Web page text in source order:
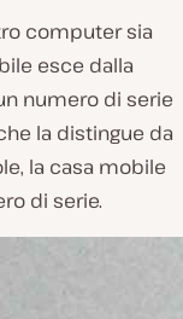
computer sia
esce dalla
numero di serie
la distingue da
la casa mobile
di serie.